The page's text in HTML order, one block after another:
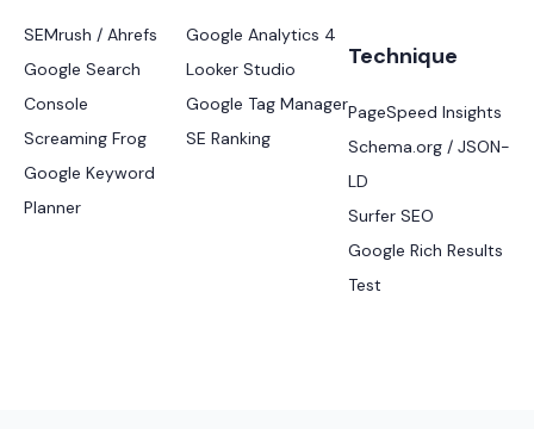
SEMrush / Ahrefs
Google Search
Console
Screaming Frog
Google Keyword
Planner
Google Analytics 4
Looker Studio
Google Tag Manager
SE Ranking
Technique
PageSpeed Insights
Schema.org / JSON-
LD
Surfer SEO
Google Rich Results
Test